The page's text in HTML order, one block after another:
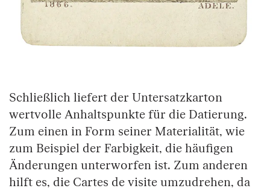
Springe zum Anfang des Bilder Slider
Schließlich liefert der Untersatzkarton
wertvolle Anhaltspunkte für die Datierung.
Zum einen in Form seiner Materialität, wie
zum Beispiel der Farbigkeit, die häufigen
Änderungen unterworfen ist. Zum anderen
hilft es, die Cartes de visite umzudrehen, da